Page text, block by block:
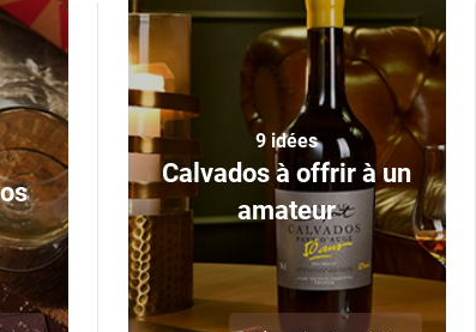
9 idées
Calvados à offrir à un
amateur